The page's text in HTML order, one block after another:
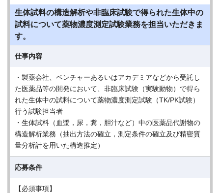
生体試料の構造解析や非臨床試験で得られた生体中の
試料について薬物濃度測定試験業務を担当いただきま
す。
仕事内容
・製薬会社、ベンチャーあるいはアカデミアなどから受託し
た医薬品等の開発において、非臨床試験（実験動物）で得ら
れた生体中の試料について薬物濃度測定試験（TK/PK試験）
行う試験担当者
・生体試料（血漿，尿，糞，胆汁など）中の医薬品代謝物の
構造解析業務（抽出方法の確立，測定条件の確立及び精密質
量分析計を用いた構造推定）
応募条件
【必須事項】